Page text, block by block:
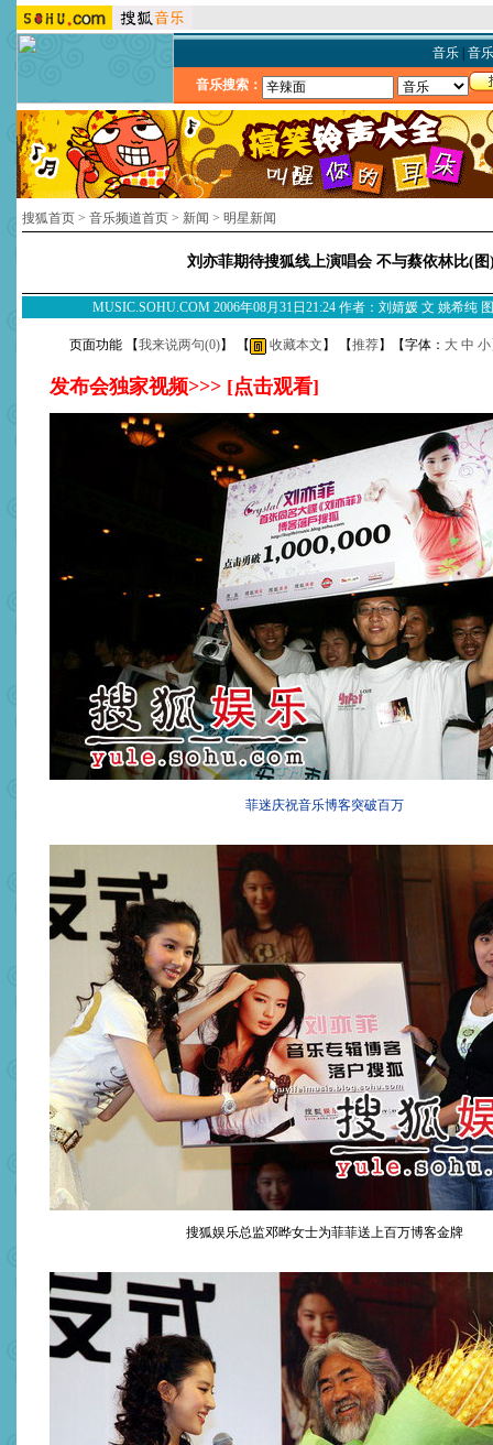
音乐| 音
音乐搜索：
搜狐首页 > 音乐频道首页 > 新闻 > 明星新闻
刘亦菲期待搜狐线上演唱会 不与蔡依林比(图
MUSIC.SOHU.COM 2006年08月31日21:24 作者：刘婧媛 文 姚希纯
页面功能 【我来说两句(0)】 【 收藏本文 】 【推荐】【字体： 大 中 小
发布会独家视频>>> [点击观看]
菲迷庆祝音乐博客突破百万
搜狐娱乐总监邓晔女士为菲菲送上百万博客金牌